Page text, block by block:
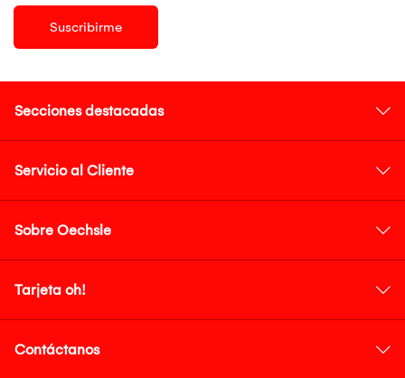
Suscribirme
Secciones destacadas
Servicio al Cliente
Sobre Oechsle
Tarjeta oh!
Contáctanos